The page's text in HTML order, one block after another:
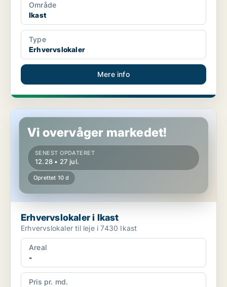
Område
Ikast
Type
Erhvervslokaler
Mere info
Erhvervslokaler i Ikast
Vi overvåger markedet!
SENEST OPDATERET
12.28 • 27 jul.
Oprettet 10 d
Erhvervslokaler i Ikast
Erhvervslokaler til leje i 7430 Ikast
Areal
-
Pris pr. md.